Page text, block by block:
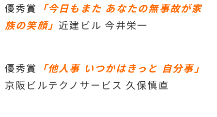
優秀賞
「今日もまた あなたの無事故が家
族の笑顔」 近建ビル 今井栄一
優秀賞
「他人事 いつかはきっと 自分事」
京阪ビルテクノサービス 久保慎直